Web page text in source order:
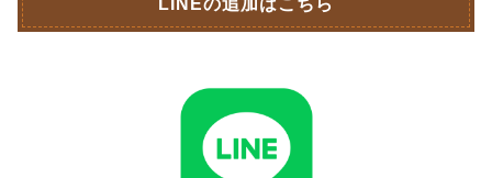
LINEの追加はこちら